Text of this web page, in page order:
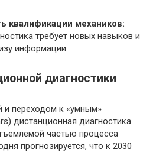
квалификации механиков:
требует новых навыков и
информации.
диагностики
и переходом к «умным»
дистанционная диагностика
частью процесса
прогнозируется, что к 2030